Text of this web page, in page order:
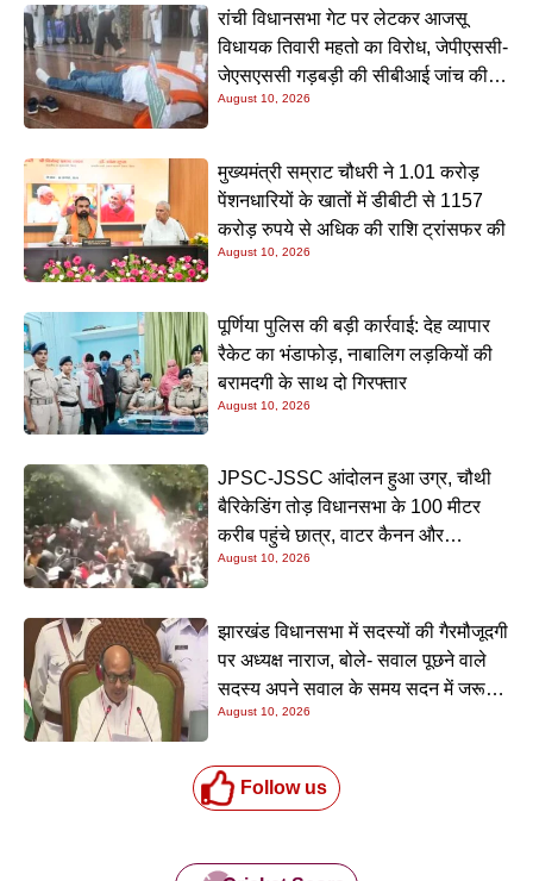
रांची विधानसभा गेट पर लेटकर आजसू
विधायक तिवारी महतो का विरोध, जेपीएससी-
जेएसएससी गड़बड़ी की सीबीआई जांच की
मांग
August 10, 2026
मुख्यमंत्री सम्राट चौधरी ने 1.01 करोड़
पेंशनधारियों के खातों में डीबीटी से 1157
करोड़ रुपये से अधिक की राशि ट्रांसफर की
August 10, 2026
पूर्णिया पुलिस की बड़ी कार्रवाई: देह व्यापार
रैकेट का भंडाफोड़, नाबालिग लड़कियों की
बरामदगी के साथ दो गिरफ्तार
August 10, 2026
JPSC-JSSC आंदोलन हुआ उग्र, चौथी
बैरिकेडिंग तोड़ विधानसभा के 100 मीटर
करीब पहुंचे छात्र, वाटर कैनन और
लाठीचार्ज से रोकने की कोशिश
August 10, 2026
झारखंड विधानसभा में सदस्यों की गैरमौजूदगी
पर अध्यक्ष नाराज, बोले- सवाल पूछने वाले
सदस्य अपने सवाल के समय सदन में जरूर
रहें
August 10, 2026
Follow us